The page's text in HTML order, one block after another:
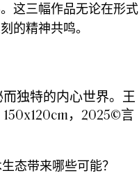
这三幅作品无论在形式
的精神共鸣。
独特的内心世界。王
，2025©言
态带来哪些可能？